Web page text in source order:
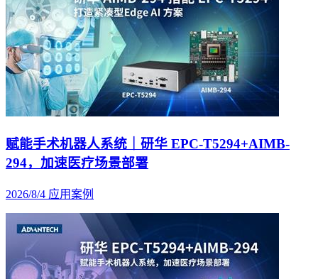
赋能手术机器人系统｜研华 EPC-T5294+AIMB-
294，加速医疗场景部署
2026/8/4 应用案例